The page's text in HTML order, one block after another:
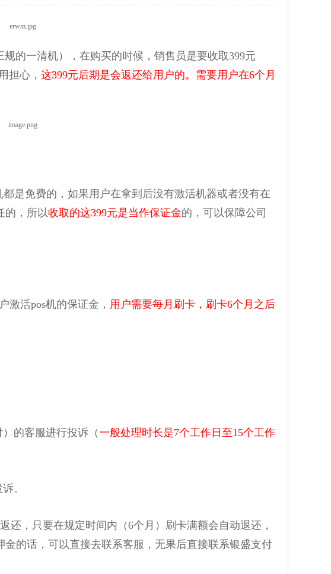
规的一清机），在购买的时候，销售员是要收取399元
担心， 这399元后期是会返还给用户的。需要用户在6个月
免费的，如果用户在拿到后没有激活机器或者没有在
的，所以收取的这399元是当作保证金的，可以保障公司
活pos机的保证金， 用户需要每月刷卡，刷卡6个月之后
的客服进行投诉（一般处理时长是7个工作日至15个工作
。
，只要在规定时间内（6个月）刷卡满额会自动退还，
的话，可以直接去联系客服，无果后直接联系银盛支付